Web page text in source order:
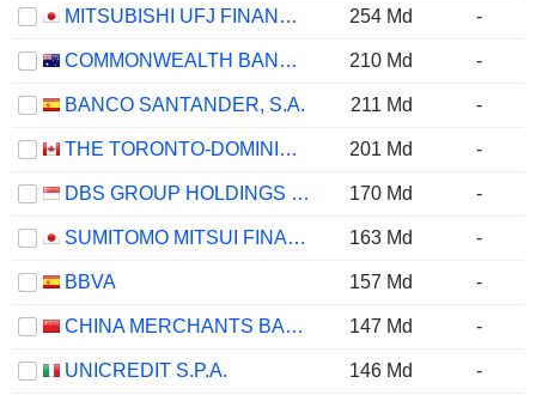
MITSUBISHI UFJ FINANCIAL GROUP, INC.
254 Md -
COMMONWEALTH BANK OF AUSTRALIA 210 Md -
BANCO SANTANDER, S.A. 211 Md -
THE TORONTO-DOMINION BANK 201 Md -
DBS GROUP HOLDINGS LTD 170 Md -
SUMITOMO MITSUI FINANCIAL GROUP, INC. 163 Md -
BBVA 157 Md -
CHINA MERCHANTS BANK CO., LTD. 147 Md -
UNICREDIT S.P.A. 146 Md -